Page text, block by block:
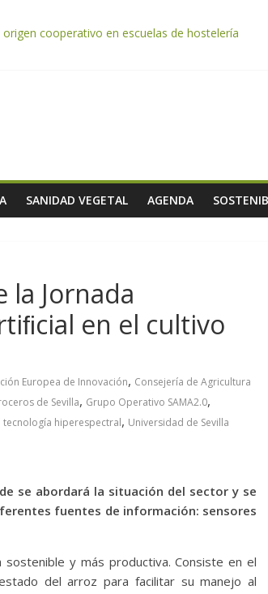
cooperativo en escuelas de hostelería
protocolo de certificación del ibérico para
una cosecha desigual marcada por las
85 millones adicionales de ayudas de la PAC
SANIDAD VEGETAL AGENDA
la Jornada
en el cultivo
Europea de Innovación, Consejería de Agricultura
de Sevilla, Grupo Operativo SAMA2.0,
tecnología hiperespectral, Universidad de Sevilla
se abordará la situación del sector y se
fuentes de información: sensores
y más productiva. Consiste en el
del arroz para facilitar su manejo al